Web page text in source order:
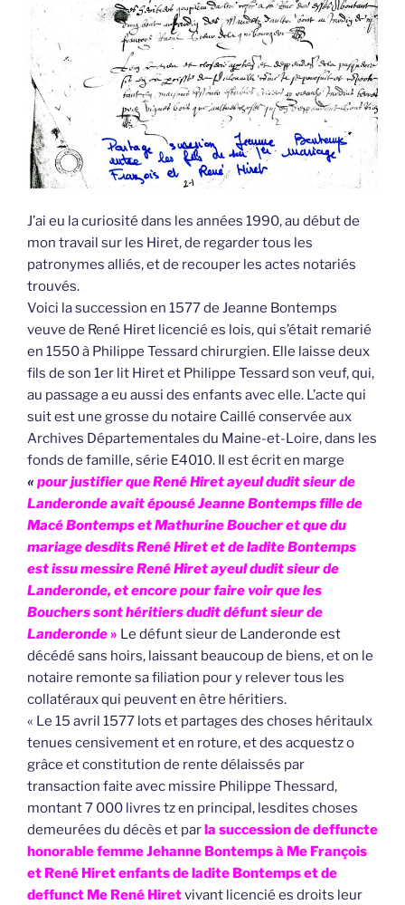
J’ai eu la curiosité dans les années 1990, au début de
mon travail sur les Hiret, de regarder tous les
patronymes alliés, et de recouper les actes notariés
trouvés.
Voici la succession en 1577 de Jeanne Bontemps
veuve de René Hiret licencié es lois, qui s’était remarié
en 1550 à Philippe Tessard chirurgien. Elle laisse deux
fils de son 1er lit Hiret et Philippe Tessard son veuf, qui,
au passage a eu aussi des enfants avec elle. L’acte qui
suit est une grosse du notaire Caillé conservée aux
Archives Départementales du Maine-et-Loire, dans les
fonds de famille, série E4010. Il est écrit en marge
« pour justifier que René Hiret ayeul dudit sieur de
Landeronde avait épousé Jeanne Bontemps fille de
Macé Bontemps et MathurineBoucher et que du
mariage desdits René Hiret et de ladite Bontemps
est issu messire René Hiret ayeul dudit sieur de
Landeronde, et encore pour faire voir que les
Bouchers sont héritiers dudit défunt sieur de
Landeronde» Le défunt sieur de Landeronde est
décédé sans hoirs, laissant beaucoup de biens, et on le
notaire remonte sa filiation pour y relever tous les
collatéraux qui peuvent en être héritiers.
« Le 15 avril 1577 lots et partages des choses héritaulx
tenues censivement et en roture, et des acquestz o
grâce et constitution de rente délaissés par
transaction faite avec missire Philippe Thessard,
montant 7 000 livres tz en principal, lesdites choses
demeurées du décès et parla succession de deffuncte
honorable femme Jehanne Bontemps à Me François
et René Hiret enfants de ladite Bontemps et de
deffunct Me René Hiretvivant licencié es droits leur